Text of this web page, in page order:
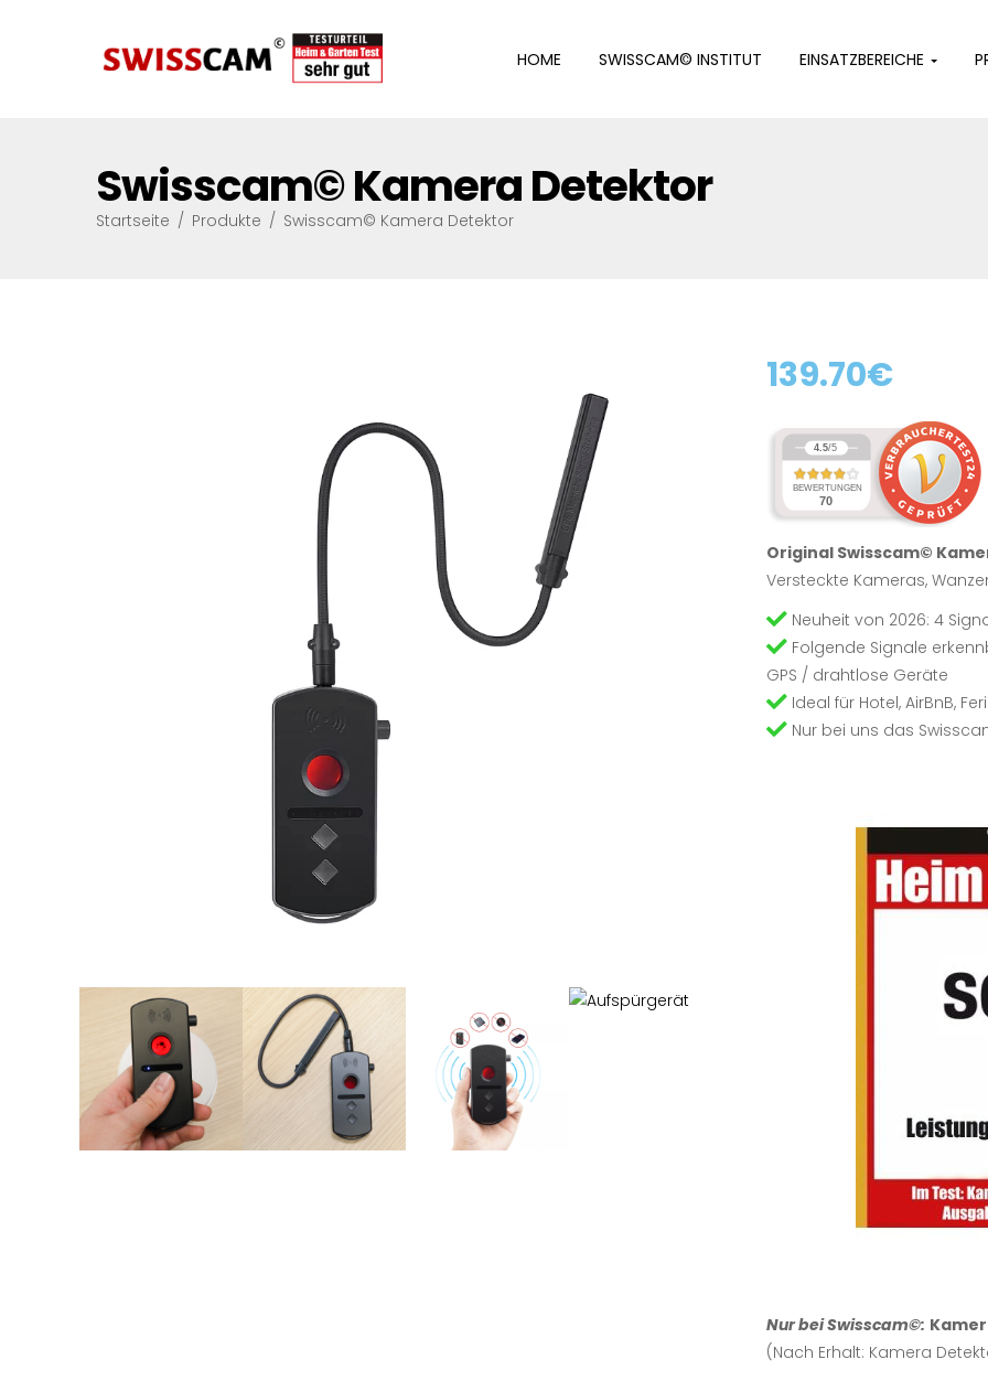
HOME SWISSCAM© INSTITUT EINSATZBEREICHE
Startseite / Produkte / Swisscam© Kamera Detektor
Swisscam© Kamera Detektor
139.70€
4.5/5
BEWERTUNGEN
70
Original Swisscam©
Versteckte Kameras,
Neuheit von 2026: 4
Folgende Signale
GPS / drahtlose Geräte
Ideal für Hotel, AirBnB,
Nur bei uns das
Nur bei Swisscam©:
(Nach Erhalt: Kamera